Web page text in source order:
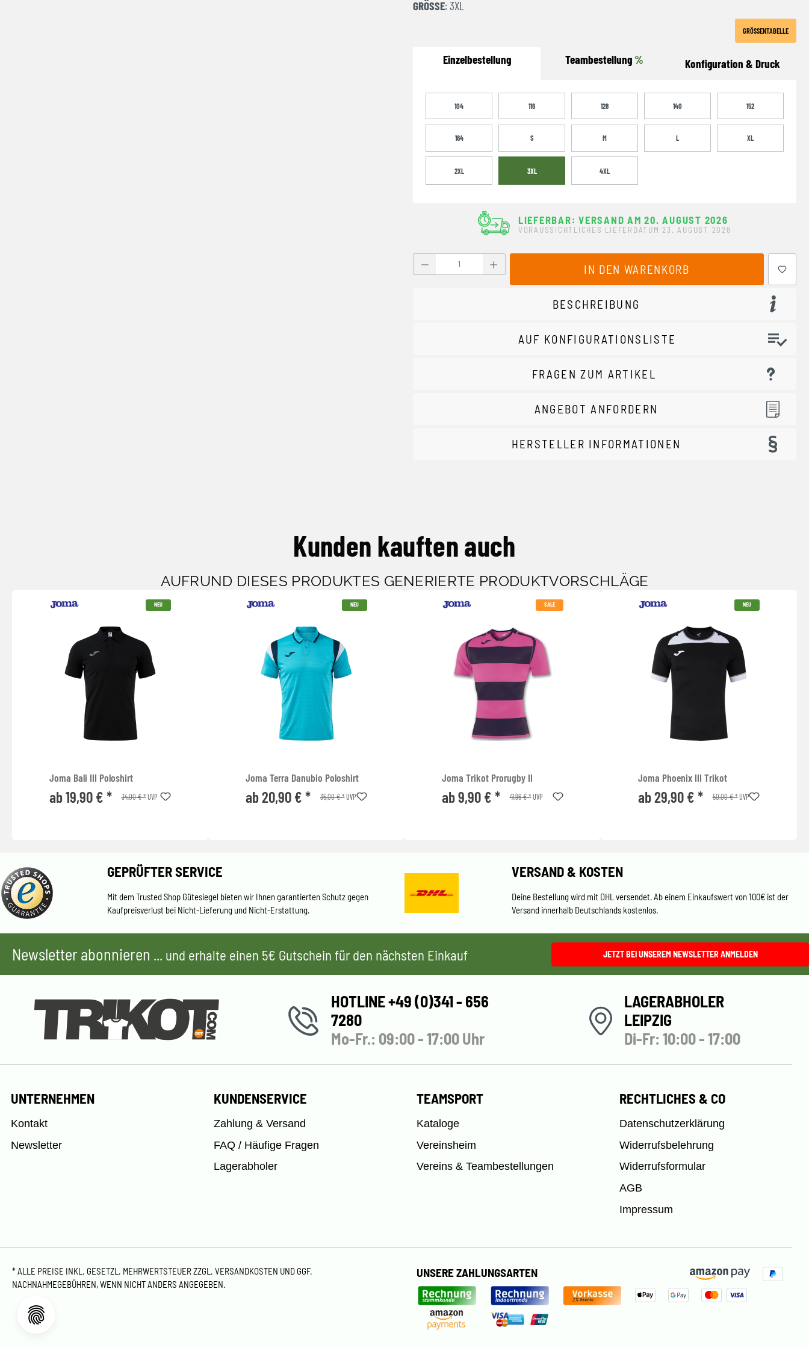
GRÖSSE : 3XL
GRÖSSENTABELLE
Einzelbestellung Teambestellung % Konfiguration & Druck
104 116 128 140 152
164 S M L XL
2XL 3XL 4XL
LIEFERBAR: VERSAND AM 20. AUGUST 2026
VORAUSSICHTLICHES LIEFERDATUM 23. AUGUST 2026
Produkt Anzahl: Gib den gewünschten Wert ein oder benutze die Schaltflächen
IN DEN WARENKORB
BESCHREIBUNG
AUF KONFIGURATIONSLISTE
FRAGEN ZUM ARTIKEL
ANGEBOT ANFORDERN
HERSTELLER INFORMATIONEN
Kunden kauften auch
AUFRUND DIESES PRODUKTES GENERIERTE PRODUKTVORSCHLÄGE
NEU
Joma Bali III Poloshirt
ab 19,90 € * 34,00 € *UVP
NEU
Joma Terra Danubio Poloshirt
ab 20,90 € * 35,00 € *UVP
SALE
Joma Trikot Prorugby II
ab 9,90 € * 41,96 € *UVP
NEU
Joma Phoenix III Trikot
ab 29,90 € * 50,00 € *UVP
GEPRÜFTER SERVICE
Mit dem Trusted Shop Gütesiegel bieten wir Ihnen garantierten Schutz gegen
Kaufpreisverlust bei Nicht-Lieferung und Nicht-Erstattung.
VERSAND & KOSTEN
Deine Bestellung wird mit DHL versendet. Ab einem Einkaufswert von 100€ ist der
Versand innerhalb Deutschlands kostenlos.
Newsletter abonnieren ... und erhalte einen 5€ Gutschein für den nächsten Einkauf JETZT BEI UNSEREM NEWSLETTER ANMELDEN
HOTLINE +49 (0)341 - 656
7280
Mo-Fr.: 09:00 - 17:00 Uhr
LAGERABHOLER
LEIPZIG
Di-Fr: 10:00 - 17:00
UNTERNEHMEN
Kontakt
Newsletter
KUNDENSERVICE
Zahlung & Versand
FAQ / Häufige Fragen
Lagerabholer
TEAMSPORT
Kataloge
Vereinsheim
Vereins & Teambestellungen
RECHTLICHES & CO
Datenschutzerklärung
Widerrufsbelehrung
Widerrufsformular
AGB
Impressum
* ALLE PREISE INKL. GESETZL. MEHRWERTSTEUER ZZGL. VERSANDKOSTEN UND GGF.
NACHNAHMEGEBÜHREN, WENN NICHT ANDERS ANGEGEBEN.
UNSERE ZAHLUNGSARTEN